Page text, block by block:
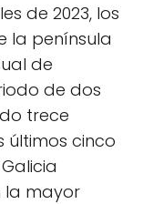
de 2023, los
la península
de
de dos
trece
últimos cinco
la mayor